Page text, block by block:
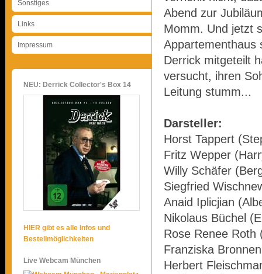
Sonstiges
Links
Impressum
NEU: Derrick Collector's Box 14
HIER gibt es alle Infos und
Bestellmöglichkeiten
Live Webcam München
Abend zur
Momm. Und jetzt
Appartementhaus
Derrick mitgeteilt
versucht, ihren
Leitung stumm...
Darsteller:
Horst Tappert
Fritz Wepper
Willy Schäfer
Siegfried
Anaid Iplicjian
Nikolaus Büchel
Rose Renee Roth
Franziska
Herbert